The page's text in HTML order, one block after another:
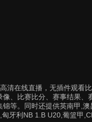
清在线直播，无插件观看
、比赛比分、赛事结果、
等。同时还提供英南甲,
牙利NB 1.B U20,葡篮甲